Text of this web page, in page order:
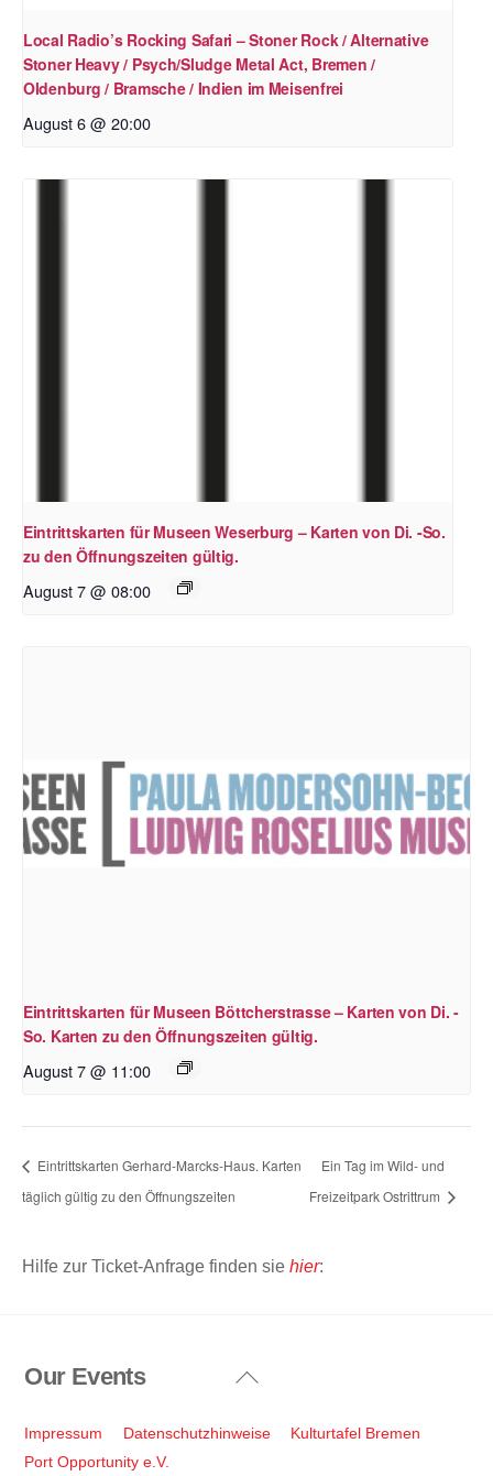
Local Radio’s Rocking Safari – Stoner Rock / Alternative
Stoner Heavy / Psych/Sludge Metal Act, Bremen /
Oldenburg / Bramsche / Indien im Meisenfrei
August 6 @ 20:00
Eintrittskarten für Museen Weserburg – Karten von Di. -So.
zu den Öffnungszeiten gültig.
August 7 @ 08:00
Eintrittskarten für Museen Böttcherstrasse – Karten von Di. -
So. Karten zu den Öffnungszeiten gültig.
August 7 @ 11:00
Eintrittskarten Gerhard-Marcks-Haus. Karten
täglich gültig zu den Öffnungszeiten
Ein Tag im Wild- und
Freizeitpark Ostrittrum
Hilfe zur Ticket-Anfrage finden sie hier:
Back
Top
Our Events
Impressum Datenschutzhinweise
Kulturtafel Bremen
Port Opportunity e.V.